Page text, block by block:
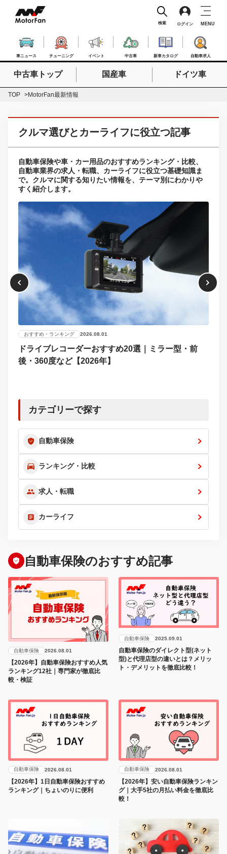
車ニュース チューニング イベント 中古車 新車カタログ 自動車求人
検索 ログイン MENU
検索したいキーワードを入力
中古車トップ 国産車 ドイツ車
TOP MotorFan最新情報
クルマ選びとカーライフに役立つ記事
自動車保険や車・カー用品のおすすめランキング・比較、
自動車業界の求人・転職、カーライフに役立つ基礎知識ま
で。クルマに関する知りたい情報を、テーマ別にわかりや
すく紹介します。
おすすめ・ランキング 2026.08.01
ドライブレコーダーおすすめ20選｜ミラー型・前
後・360度など【2026年】
カテゴリーで探す
自動車保険
ランキング・比較
求人・転職
カーライフ
自動車保険のおすすめ記事
自動車保険 2026.08.01
【2026年】自動車保険おすすめ人気
ランキング12社｜専門家が徹底比
較・検証
自動車保険 2025.09.01
自動車保険のダイレクト型(ネット
型)と代理店型の違いとは？メリッ
ト・デメリットを徹底比較！
自動車保険 2026.08.01
【2026年】1日自動車保険おすすめ
ランキング｜ちょいのりに便利
自動車保険 2026.08.01
【2026年】安い自動車保険ランキン
グ｜大手5社の月払い料金を徹底比
較！